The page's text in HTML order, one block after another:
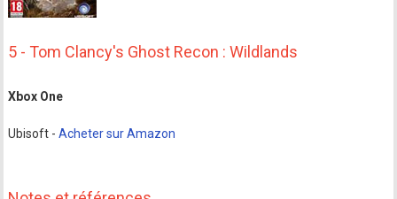
5 - Tom Clancy's Ghost Recon : Wildlands
Xbox One
Ubisoft -Acheter sur Amazon